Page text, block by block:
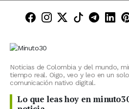
Minuto30 en
Minuto30 en
Minuto30 en
Minuto30
Noticias de Colombia y del mundo,
tiempo real. Oigo, veo y leo en un
comunicación nativo digital.
Lo que leas hoy en